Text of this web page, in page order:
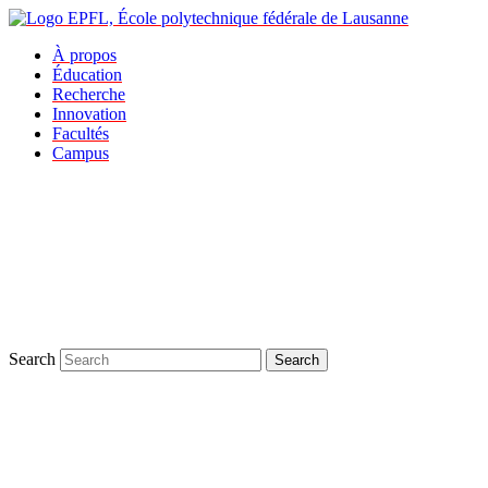
À propos
Éducation
Recherche
Innovation
Facultés
Campus
Search Search